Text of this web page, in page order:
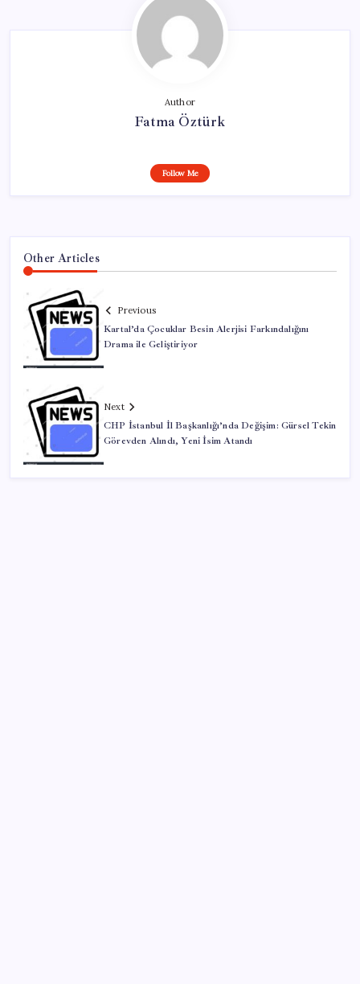
Author
Fatma Öztürk
Follow Me
Other Articles
Previous
Kartal’da Çocuklar Besin Alerjisi Farkındalığını
Drama ile Geliştiriyor
Next
CHP İstanbul İl Başkanlığı’nda Değişim: Gürsel Tekin
Görevden Alındı, Yeni İsim Atandı